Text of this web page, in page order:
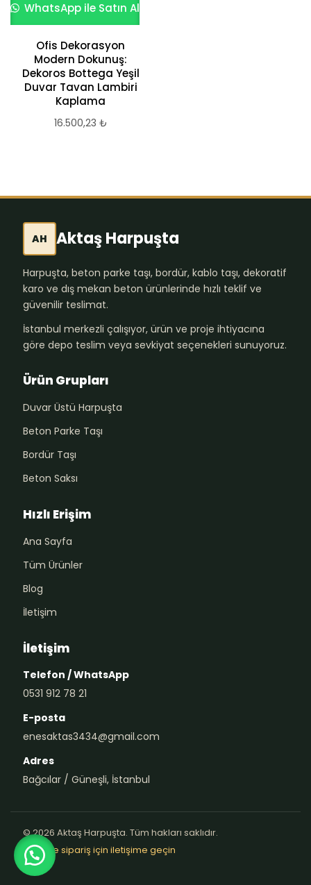
WhatsApp ile Satın Al
Ofis Dekorasyon
Modern Dokunuş:
Dekoros Bottega Yeşil
Duvar Tavan Lambiri
Kaplama
16.500,23 ₺
AH Aktaş Harpuşta
Harpuşta, beton parke taşı, bordür, kablo taşı, dekoratif
karo ve dış mekan beton ürünlerinde hızlı teklif ve
güvenilir teslimat.
İstanbul merkezli çalışıyor, ürün ve proje ihtiyacına
göre depo teslim veya sevkiyat seçenekleri sunuyoruz.
Ürün Grupları
Duvar Üstü Harpuşta
Beton Parke Taşı
Bordür Taşı
Beton Saksı
Hızlı Erişim
Ana Sayfa
Tüm Ürünler
Blog
İletişim
İletişim
Telefon / WhatsApp
0531 912 78 21
E-posta
enesaktas3434@gmail.com
Adres
Bağcılar / Güneşli, İstanbul
© 2026 Aktaş Harpuşta. Tüm hakları saklıdır.
Teklif ve sipariş için iletişime geçin